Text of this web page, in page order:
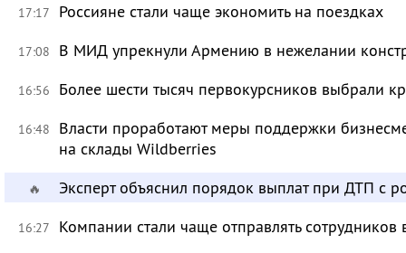
17:17 Россияне стали чаще экономить на поездках
17:08 В МИД упрекнули Армению в нежелании
16:56 Более шести тысяч первокурсников выбрали
16:48
Власти проработают меры поддержки
на склады Wildberries
🔥 Эксперт объяснил порядок выплат при ДТП с
16:27 Компании стали чаще отправлять сотрудников